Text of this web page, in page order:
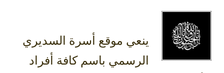
ينعي موقع أسرة السديري
الرسمي باسم كافة أفراد